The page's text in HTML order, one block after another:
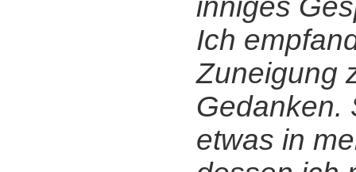
inniges
Ich
Zuneigung
Gedanken.
etwas in